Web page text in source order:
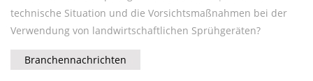
technische Situation und die Vorsichtsmaßnahmen bei der
Verwendung von landwirtschaftlichen Sprühgeräten?
Branchennachrichten